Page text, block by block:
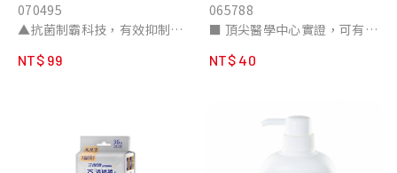
070495
▲抗菌制霸科技，有效抑制
▲清爽不黏腳，隨手擦即淨
NT$ 99
065788
■ 頂尖醫學中心實證，可有效
型、諾羅病毒、A型流感
NT$ 40